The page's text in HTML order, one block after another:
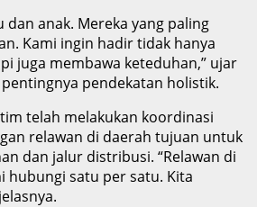
dan anak. Mereka yang paling
Kami ingin hadir tidak hanya
juga membawa keteduhan,” ujar
pendekatan holistik.
telah melakukan koordinasi
relawan di daerah tujuan untuk
dan jalur distribusi. “Relawan di
hubungi satu per satu. Kita